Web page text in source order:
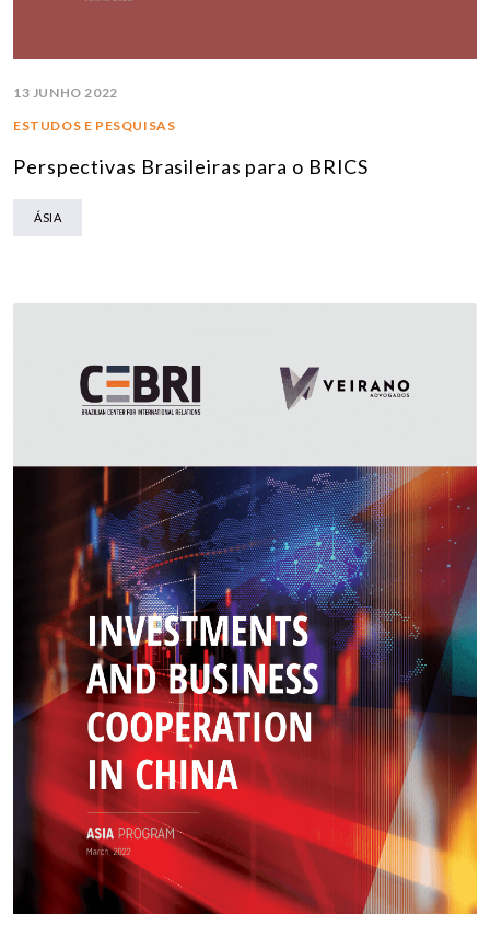
13 JUNHO 2022
ESTUDOS E PESQUISAS
Perspectivas Brasileiras para o BRICS
ÁSIA